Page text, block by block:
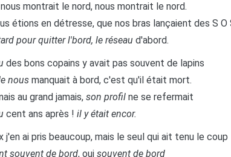
montrait le nord, nous montrait le nord.
étions en détresse, que nos bras lançaient des S O
pour quitter l'bord, le réseau d'abord.
des bons copains y avait pas souvent de lapins
nous manquait à bord, c'est qu'il était mort.
au grand jamais, son profil ne se refermait
cent ans après ! il y était encor.
j'en ai pris beaucoup, mais le seul qui ait tenu le coup
souvent de bord, oui souvent de bord